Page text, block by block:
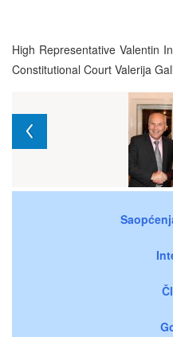
High Representative Valentin
Constitutional Court Valerija